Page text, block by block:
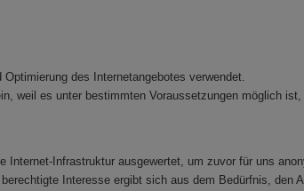
des Internetangebotes verwendet.
weil es unter bestimmten Voraussetzungen möglich
Internet-Infrastruktur ausgewertet, um zuvor für uns
Interesse ergibt sich aus dem Bedürfnis,